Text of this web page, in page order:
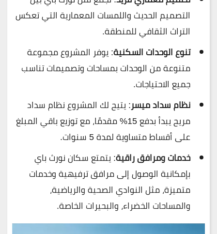
التصميم الحديث واللمسات المعمارية التي تعكس
التراث الثقافي للمنطقة.
تنوع الوحدات السكنية: يوفر المشروع مجموعة
متنوعة من الوحدات بمساحات وتصميمات تناسب
جميع الاحتياجات.
نظام سداد ميسر: يتيح لك المشروع نظام سداد
مريح يبدأ بدفع 15% مقدمًا، مع توزيع باقي المبلغ
على أقساط متساوية لمدة 5 سنوات.
خدمات ومرافق راقية: يتمتع سكان نورث باي
بإمكانية الوصول إلى مرافق ترفيهية وخدمات
متميزة، مثل النوادي الصحية والرياضية،
والمساحات الخضراء، والبحيرات الخاصة.